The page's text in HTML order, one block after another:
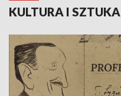
KULTURA I SZTUKA